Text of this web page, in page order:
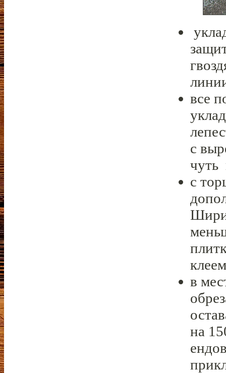
все
с
с
в
на